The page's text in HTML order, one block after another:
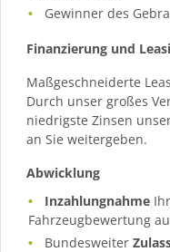
Gewinner des
Finanzierung und
Maßgeschneiderte
Durch unser großes
niedrigste Zinsen
an Sie weitergeben.
Abwicklung
Inzahlungnahme
Fahrzeugbewertung
Bundesweiter